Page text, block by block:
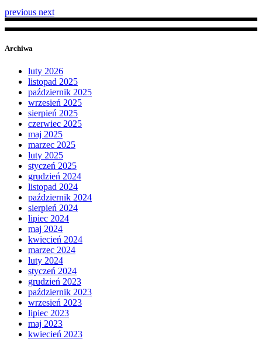
previous next
Archiwa
luty 2026
listopad 2025
październik 2025
wrzesień 2025
sierpień 2025
czerwiec 2025
maj 2025
marzec 2025
luty 2025
styczeń 2025
grudzień 2024
listopad 2024
październik 2024
sierpień 2024
lipiec 2024
maj 2024
kwiecień 2024
marzec 2024
luty 2024
styczeń 2024
grudzień 2023
październik 2023
wrzesień 2023
lipiec 2023
maj 2023
kwiecień 2023